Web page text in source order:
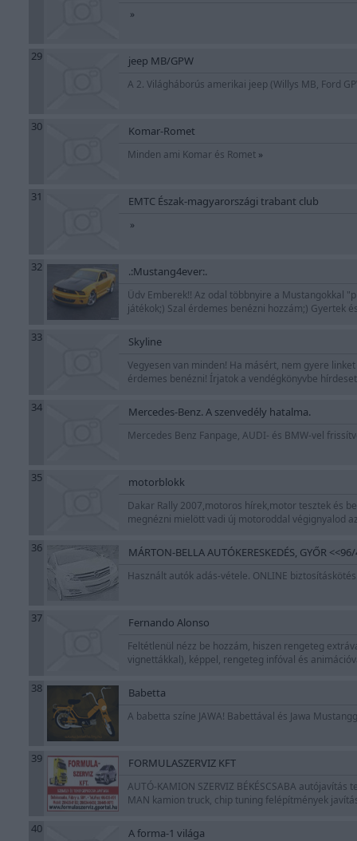
»
29 jeep MB/GPW
A 2. Világháborús amerikai jeep (Willys MB, Ford
30 Komar-Romet
Minden ami Komar és Romet »
31 EMTC Észak-magyarországi trabant club
»
32 .:Mustang4ever:.
Üdv Emberek!! Az odal többnyire a Mustangokkal
játékok;) Szal érdemes benézni hozzám;) Gyertek
33 Skyline
Vegyesen van minden! Ha másért, nem gyere
érdemes benézni! Írjatok a vendégkönyvbe
34 Mercedes-Benz. A szenvedély hatalma.
Mercedes Benz Fanpage, AUDI- és BMW-vel
35 motorblokk
Dakar Rally 2007,motoros hírek,motor tesztek és
megnézni mielött vadi új motoroddal végignyalod
36 MÁRTON-BELLA AUTÓKERESKEDÉS, GYŐR
Használt autók adás-vétele. ONLINE
37 Fernando Alonso
Feltétlenül nézz be hozzám, hiszen rengeteg
vignettákkal), képpel, rengeteg infóval és
38 Babetta
A babetta színe JAWA! Babettával és Jawa
39 FORMULASZERVIZ KFT
AUTÓ-KAMION SZERVIZ BÉKÉSCSABA
MAN kamion truck, chip tuning felépítmények
40 A forma-1 világa